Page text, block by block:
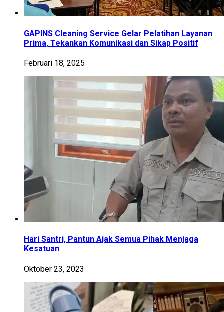
GAPINS Cleaning Service Gelar Pelatihan Layanan
Prima, Tekankan Komunikasi dan Sikap Positif
Februari 18, 2025
Hari Santri, Pantun Ajak Semua Pihak Menjaga
Kesatuan
Oktober 23, 2023